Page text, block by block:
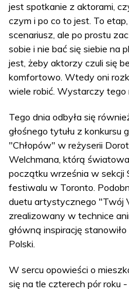
jest spotkanie z aktorami,
czym i po co to jest. To
scenariusz, ale po prostu
sobie i nie bać się siebie na
jest, żeby aktorzy czuli się
komfortowo. Wtedy oni
wiele robić. Wystarczy tego
Tego dnia odbyła się
głośnego tytułu z konkursu
"Chłopów" w reżyserii
Welchmana, którą
początku września w sekcji
festiwalu w Toronto.
duetu artystycznego "Twój
zrealizowany w technice
główną inspirację
Polski.
W sercu opowieści o
się na tle czterech pór roku